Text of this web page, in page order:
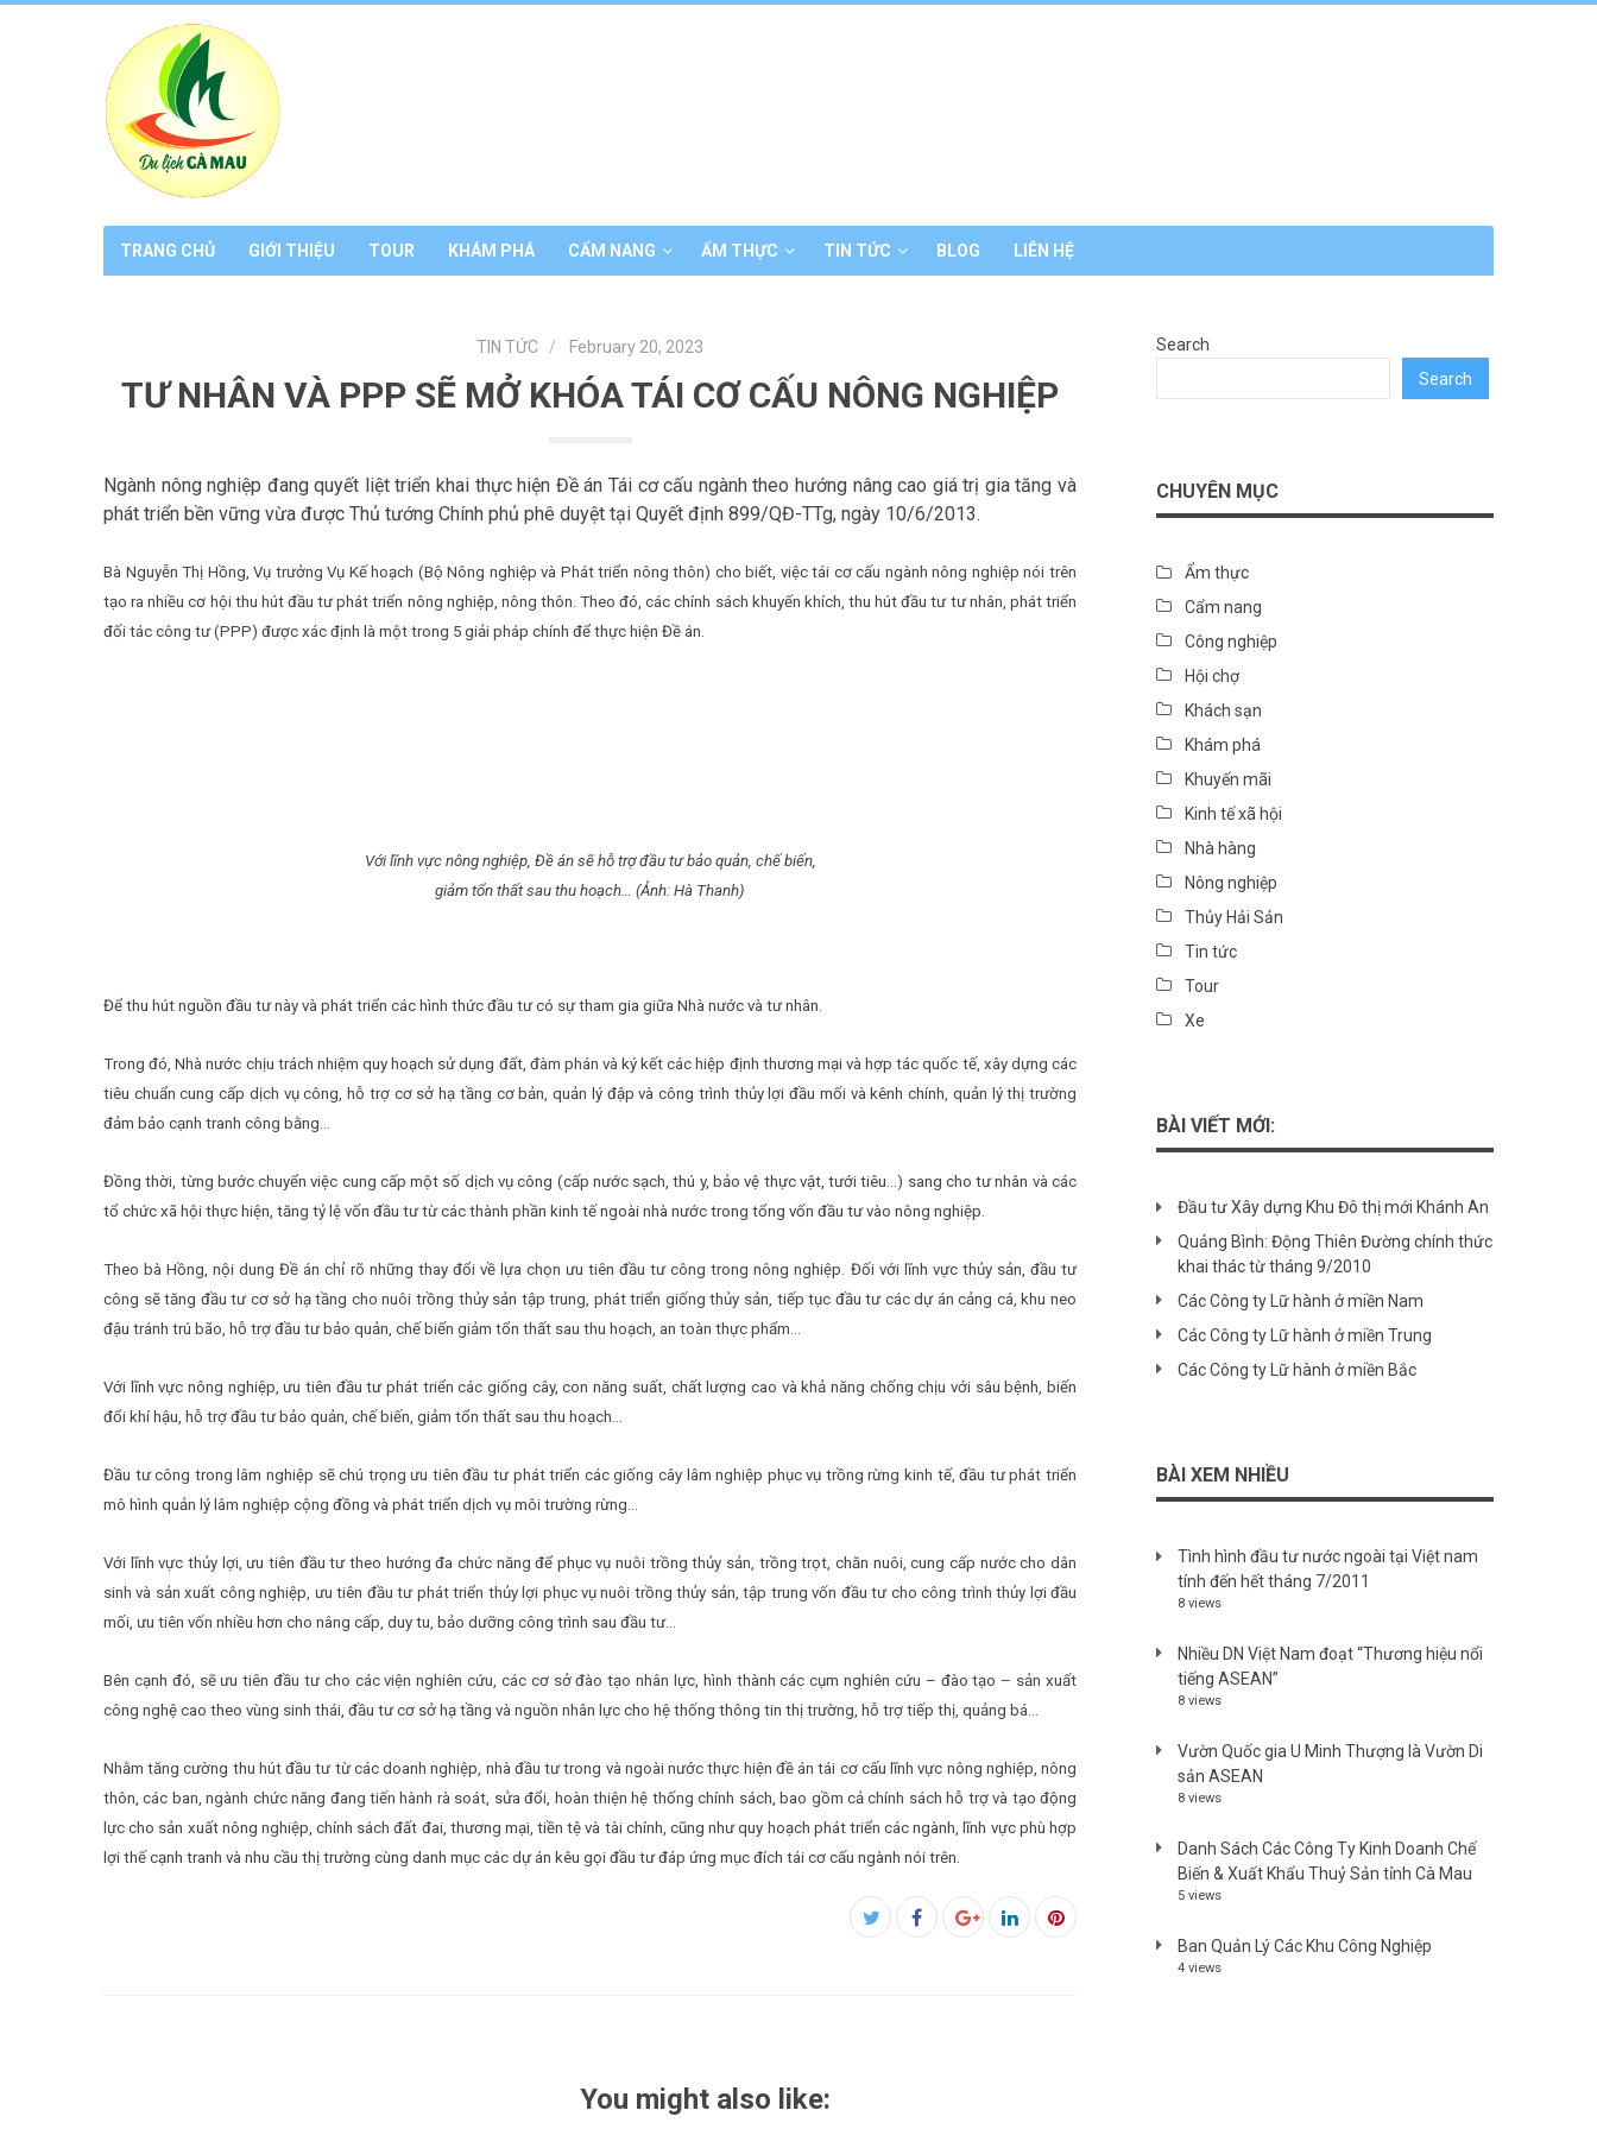
TRANG CHỦ GIỚI THIỆU TOUR KHÁM PHÁ CẨM NANG ẨM THỰC TIN TỨC BLOG LIÊN HỆ
TIN TỨC February 20, 2023
TƯ NHÂN VÀ PPP SẼ MỞ KHÓA TÁI CƠ CẤU NÔNG NGHIỆP
Ngành nông nghiệp đang quyết liệt triển khai thực hiện Đề án Tái cơ cấu ngành theo hướng nâng cao giá trị gia tăng và
phát triển bền vững vừa được Thủ tướng Chính phủ phê duyệt tại Quyết định 899/QĐ-TTg, ngày 10/6/2013.
Bà Nguyễn Thị Hồng, Vụ trưởng Vụ Kế hoạch (Bộ Nông nghiệp và Phát triển nông thôn) cho biết, việc tái cơ cấu ngành nông nghiệp nói trên
tạo ra nhiều cơ hội thu hút đầu tư phát triển nông nghiệp, nông thôn. Theo đó, các chính sách khuyến khích, thu hút đầu tư tư nhân, phát triển
đối tác công tư (PPP) được xác định là một trong 5 giải pháp chính để thực hiện Đề án.
Với lĩnh vực nông nghiệp, Đề án sẽ hỗ trợ đầu tư bảo quản, chế biến,
giảm tổn thất sau thu hoạch… (Ảnh: Hà Thanh)
Để thu hút nguồn đầu tư này và phát triển các hình thức đầu tư có sự tham gia giữa Nhà nước và tư nhân.
Trong đó, Nhà nước chịu trách nhiệm quy hoạch sử dụng đất, đàm phán và ký kết các hiệp định thương mại và hợp tác quốc tế, xây dựng các
tiêu chuẩn cung cấp dịch vụ công, hỗ trợ cơ sở hạ tầng cơ bản, quản lý đập và công trình thủy lợi đầu mối và kênh chính, quản lý thị trường
đảm bảo cạnh tranh công bằng…
Đồng thời, từng bước chuyển việc cung cấp một số dịch vụ công (cấp nước sạch, thú y, bảo vệ thực vật, tưới tiêu…) sang cho tư nhân và các
tổ chức xã hội thực hiện, tăng tỷ lệ vốn đầu tư từ các thành phần kinh tế ngoài nhà nước trong tổng vốn đầu tư vào nông nghiệp.
Theo bà Hồng, nội dung Đề án chỉ rõ những thay đổi về lựa chọn ưu tiên đầu tư công trong nông nghiệp. Đối với lĩnh vực thủy sản, đầu tư
công sẽ tăng đầu tư cơ sở hạ tầng cho nuôi trồng thủy sản tập trung, phát triển giống thủy sản, tiếp tục đầu tư các dự án cảng cá, khu neo
đậu tránh trú bão, hỗ trợ đầu tư bảo quản, chế biến giảm tổn thất sau thu hoạch, an toàn thực phẩm…
Với lĩnh vực nông nghiệp, ưu tiên đầu tư phát triển các giống cây, con năng suất, chất lượng cao và khả năng chống chịu với sâu bệnh, biến
đổi khí hậu, hỗ trợ đầu tư bảo quản, chế biến, giảm tổn thất sau thu hoạch…
Đầu tư công trong lâm nghiệp sẽ chú trọng ưu tiên đầu tư phát triển các giống cây lâm nghiệp phục vụ trồng rừng kinh tế, đầu tư phát triển
mô hình quản lý lâm nghiệp cộng đồng và phát triển dịch vụ môi trường rừng…
Với lĩnh vực thủy lợi, ưu tiên đầu tư theo hướng đa chức năng để phục vụ nuôi trồng thủy sản, trồng trọt, chăn nuôi, cung cấp nước cho dân
sinh và sản xuất công nghiệp, ưu tiên đầu tư phát triển thủy lợi phục vụ nuôi trồng thủy sản, tập trung vốn đầu tư cho công trình thủy lợi đầu
mối, ưu tiên vốn nhiều hơn cho nâng cấp, duy tu, bảo dưỡng công trình sau đầu tư…
Bên cạnh đó, sẽ ưu tiên đầu tư cho các viện nghiên cứu, các cơ sở đào tạo nhân lực, hình thành các cụm nghiên cứu – đào tạo – sản xuất
công nghệ cao theo vùng sinh thái, đầu tư cơ sở hạ tầng và nguồn nhân lực cho hệ thống thông tin thị trường, hỗ trợ tiếp thị, quảng bá…
Nhằm tăng cường thu hút đầu tư từ các doanh nghiệp, nhà đầu tư trong và ngoài nước thực hiện đề án tái cơ cấu lĩnh vực nông nghiệp, nông
thôn, các ban, ngành chức năng đang tiến hành rà soát, sửa đổi, hoàn thiện hệ thống chính sách, bao gồm cả chính sách hỗ trợ và tạo động
lực cho sản xuất nông nghiệp, chính sách đất đai, thương mại, tiền tệ và tài chính, cũng như quy hoạch phát triển các ngành, lĩnh vực phù hợp
lợi thế cạnh tranh và nhu cầu thị trường cùng danh mục các dự án kêu gọi đầu tư đáp ứng mục đích tái cơ cấu ngành nói trên.
Facebook
You might also like:
Search
Search
CHUYÊN MỤC
Ẩm thực
Cẩm nang
Công nghiệp
Hội chợ
Khách sạn
Khám phá
Khuyến mãi
Kinh tế xã hội
Nhà hàng
Nông nghiệp
Thủy Hải Sản
Tin tức
Tour
Xe
BÀI VIẾT MỚI:
Đầu tư Xây dựng Khu Đô thị mới Khánh An
Quảng Bình: Động Thiên Đường chính thức
khai thác từ tháng 9/2010
Các Công ty Lữ hành ở miền Nam
Các Công ty Lữ hành ở miền Trung
Các Công ty Lữ hành ở miền Bắc
BÀI XEM NHIỀU
Tình hình đầu tư nước ngoài tại Việt nam
tính đến hết tháng 7/2011
8 views
Nhiều DN Việt Nam đoạt “Thương hiệu nổi
tiếng ASEAN”
8 views
Vườn Quốc gia U Minh Thượng là Vườn Di
sản ASEAN
8 views
Danh Sách Các Công Ty Kinh Doanh Chế
Biến & Xuất Khẩu Thuỷ Sản tỉnh Cà Mau
5 views
Ban Quản Lý Các Khu Công Nghiệp
4 views